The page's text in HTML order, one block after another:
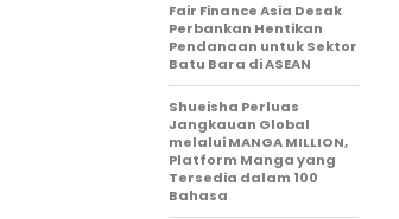
Fair Finance Asia Desak
Perbankan Hentikan
Pendanaan untuk Sektor
Batu Bara di ASEAN
Shueisha Perluas
Jangkauan Global
melalui MANGA MILLION,
Platform Manga yang
Tersedia dalam 100
Bahasa